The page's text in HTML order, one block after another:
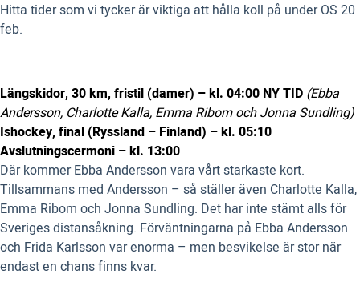
Hitta tider som vi tycker är viktiga att hålla koll på under OS 20
feb.
Längskidor, 30 km, fristil (damer) – kl. 04:00 NY TID (Ebba
Andersson, Charlotte Kalla, Emma Ribom och Jonna Sundling)
Ishockey, final (Ryssland – Finland) – kl. 05:10
Avslutningscermoni – kl. 13:00
Där kommer Ebba Andersson vara vårt starkaste kort.
Tillsammans med Andersson – så ställer även Charlotte Kalla,
Emma Ribom och Jonna Sundling. Det har inte stämt alls för
Sveriges distansåkning. Förväntningarna på Ebba Andersson
och Frida Karlsson var enorma – men besvikelse är stor när
endast en chans finns kvar.